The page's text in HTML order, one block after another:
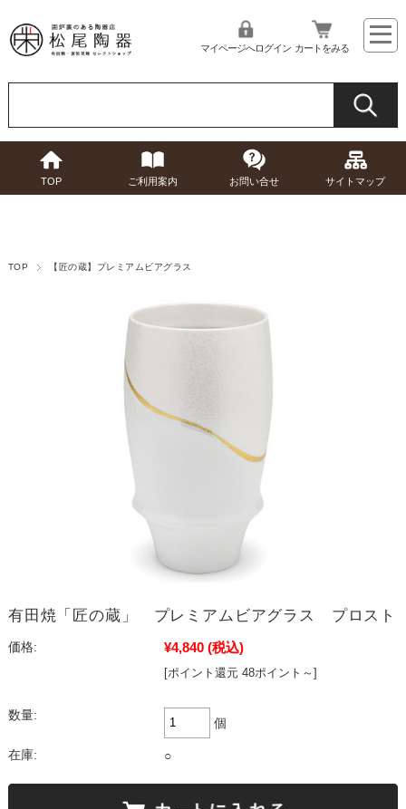
マイページへログイン カートをみる
TOP ご利用案内 お問い合せ サイトマップ
TOP 【匠の蔵】プレミアムビアグラス
有田焼「匠の蔵」 プレミアムビアグラス プロスト
価格: ¥4,840 (税込)
[ポイント還元 48ポイント～]
数量:
個
在庫: ○